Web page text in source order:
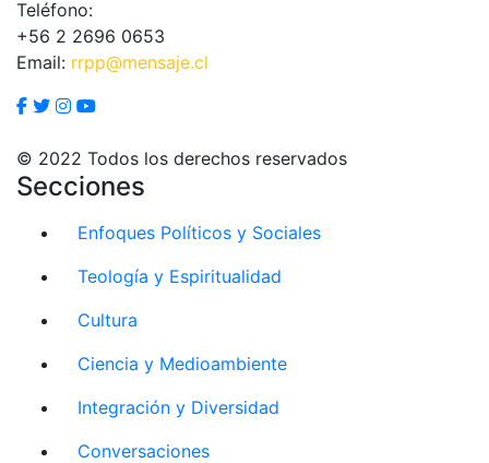
Teléfono:
+56 2 2696 0653
Email: rrpp@mensaje.cl
© 2022 Todos los derechos reservados
Secciones
Enfoques Políticos y Sociales
Teología y Espiritualidad
Cultura
Ciencia y Medioambiente
Integración y Diversidad
Conversaciones